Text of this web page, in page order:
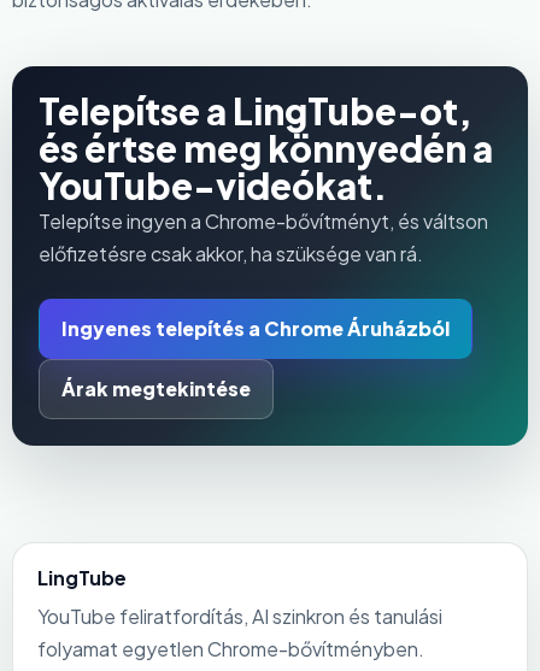
Telepítse a LingTube-ot,
és értse meg könnyedén a
YouTube-videókat.
Telepítse ingyen a Chrome-bővítményt, és váltson
előfizetésre csak akkor, ha szüksége van rá.
Ingyenes telepítés a Chrome Áruházból
Árak megtekintése
LingTube
YouTube feliratfordítás, AI szinkron és tanulási
folyamat egyetlen Chrome-bővítményben.